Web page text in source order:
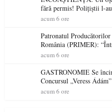
fără permis! Polițiștii l-
acum 6 ore
Patronatul
România (PRIMER):
electrică a fabricilor de
acum 6 ore
GASTRONOMIE Se încing ceaunele la Satu Mare!
Concursul „Veress
spectaculoase, premii și
acum 6 ore